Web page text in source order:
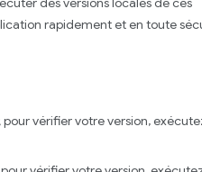
rapidement et en toute
; pour vérifier votre version,